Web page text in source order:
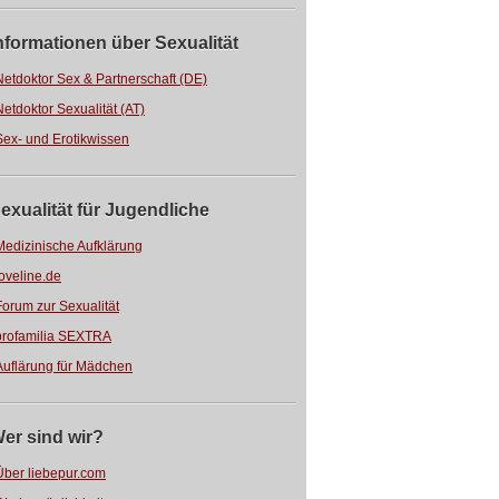
über Sexualität
Sex & Partnerschaft (DE)
Sexualität (AT)
und Erotikwissen
für Jugendliche
Aufklärung
zur Sexualität
SEXTRA
für Mädchen
sind wir?
liebepur.com